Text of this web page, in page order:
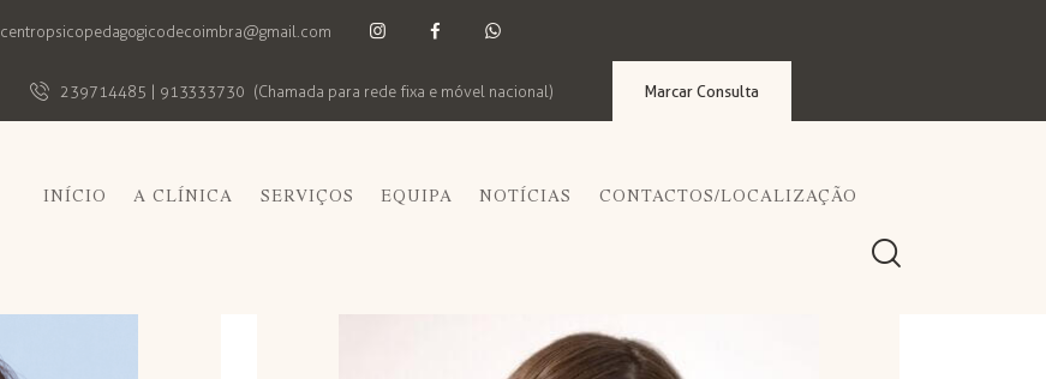
centropsicopedagogicodecoimbra@gmail.com
239714485 | 913333730 (Chamada para rede fixa e móvel nacional) Marcar Consulta
INÍCIO A CLÍNICA SERVIÇOS EQUIPA NOTÍCIAS CONTACTOS/LOCALIZAÇÃO